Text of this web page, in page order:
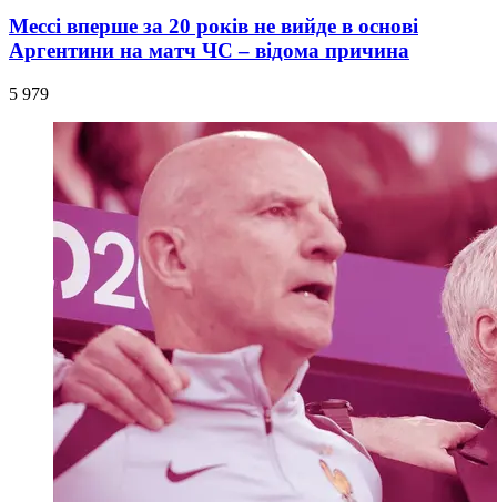
Мессі вперше за 20 років не вийде в основі
Аргентини на матч ЧС – відома причина
5 979